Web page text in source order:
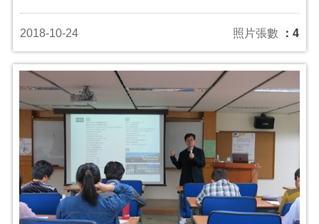
2018-10-24 照片張數 ：4